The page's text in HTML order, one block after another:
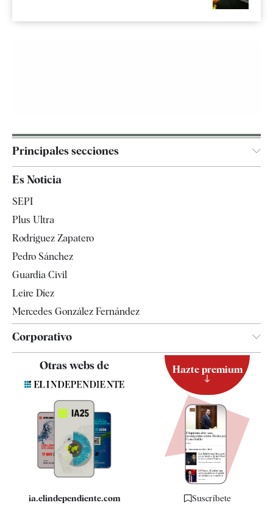
Principales secciones
España
Televisión
Es Noticia
SEPI
Plus Ultra
Rodríguez Zapatero
Pedro Sánchez
Guardia Civil
Leire Díez
Mercedes González Fernández
Corporativo
Contacto
Quiénes somos
Especificaciones
Otras webs de
ia.elindependiente.com
Hazte premium
Suscríbete